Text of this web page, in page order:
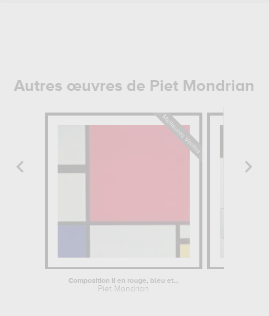
Autres œuvres de Piet Mondrian
Composition II en rouge, bleu et...
Piet Mondrian